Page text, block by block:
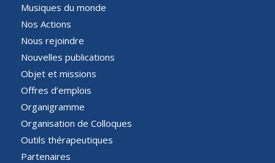
Musiques du monde
Nos Actions
Nous rejoindre
Nouvelles publications
Objet et missions
Offres d’emplois
Organigramme
Organisation de Colloques
Outils thérapeutiques
Partenaires